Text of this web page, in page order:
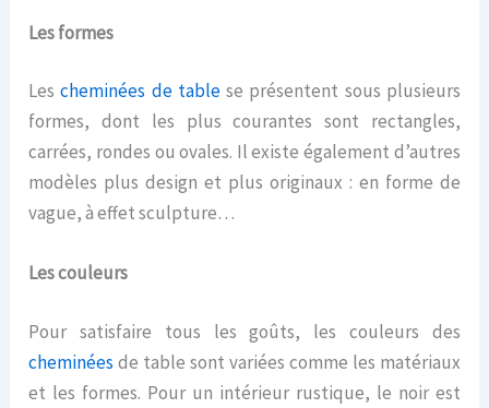
Les formes
Lescheminées de tablese présentent sous plusieurs
formes, dont les plus courantes sont rectangles,
carrées, rondes ou ovales. Il existe également d’autres
modèles plus design et plus originaux : en forme de
vague, à effet sculpture…
Les couleurs
Pour satisfaire tous les goûts, les couleurs des
cheminées de table sont variées comme les matériaux
et les formes. Pour un intérieur rustique, le noir est